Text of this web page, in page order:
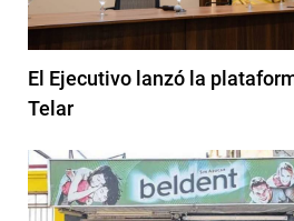
El Ejecutivo lanzó la
Telar